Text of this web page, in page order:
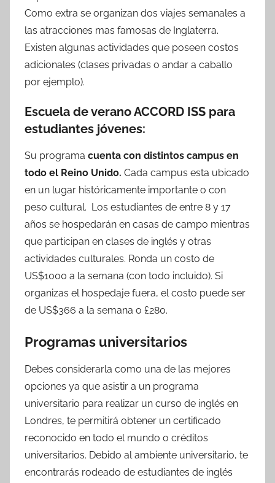
Como extra se organizan dos viajes semanales a
las atracciones mas famosas de Inglaterra.
Existen algunas actividades que poseen costos
adicionales (clases privadas o andar a caballo
por ejemplo).
Escuela de verano ACCORD ISS para
estudiantes jóvenes:
Su programa cuenta con distintos campus en
todo el Reino Unido. Cada campus esta ubicado
en un lugar históricamente importante o con
peso cultural. Los estudiantes de entre 8 y 17
años se hospedarán en casas de campo mientras
que participan en clases de inglés y otras
actividades culturales. Ronda un costo de
US$1000 a la semana (con todo incluido). Si
organizas el hospedaje fuera, el costo puede ser
de US$366 a la semana o £280.
Programas universitarios
Debes considerarla como una de las mejores
opciones ya que asistir a un programa
universitario para realizar un curso de inglés en
Londres, te permitirá obtener un certificado
reconocido en todo el mundo o créditos
universitarios. Debido al ambiente universitario, te
encontrarás rodeado de estudiantes de inglés